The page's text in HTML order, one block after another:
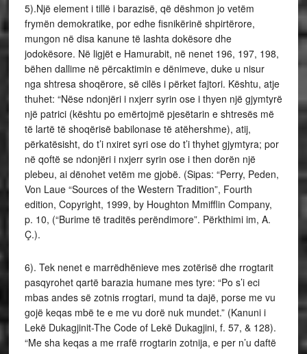
5).Një element i tillë i barazisë, që dëshmon jo vetëm
frymën demokratike, por edhe fisnikërinë shpirtërore,
mungon në disa kanune të lashta dokësore dhe
jodokësore. Në ligjët e Hamurabit, në nenet 196, 197, 198,
bëhen dallime në përcaktimin e dënimeve, duke u nisur
nga shtresa shoqërore, së cilës i përket fajtori. Kështu, atje
thuhet: “Nëse ndonjëri i nxjerr syrin ose i thyen një gjymtyrë
një patrici (kështu po emërtojmë pjesëtarin e shtresës më
të lartë të shoqërisë babilonase të atëhershme), atij,
përkatësisht, do t’i nxiret syri ose do t’i thyhet gjymtyra; por
në qoftë se ndonjëri i nxjerr syrin ose i then dorën një
plebeu, ai dënohet vetëm me gjobë. (Sipas: “Perry, Peden,
Von Laue “Sources of the Western Tradition”, Fourth
edition, Copyright, 1999, by Houghton Mmifflin Company,
p. 10, (“Burime të traditës perëndimore”. Përkthimi im, A.
Ç.).
6). Tek nenet e marrëdhënieve mes zotërisë dhe rrogtarit
pasqyrohet qartë barazia humane mes tyre: “Po s’i eci
mbas andes së zotnis rrogtari, mund ta dajë, porse me vu
gojë keqas mbë te e me vu dorë nuk mundet.” (Kanuni i
Lekë Dukagjinit-The Code of Lekë Dukagjini, f. 57, & 128).
“Me sha keqas a me rrafë rrogtarin zotnija, e per n’u daftë